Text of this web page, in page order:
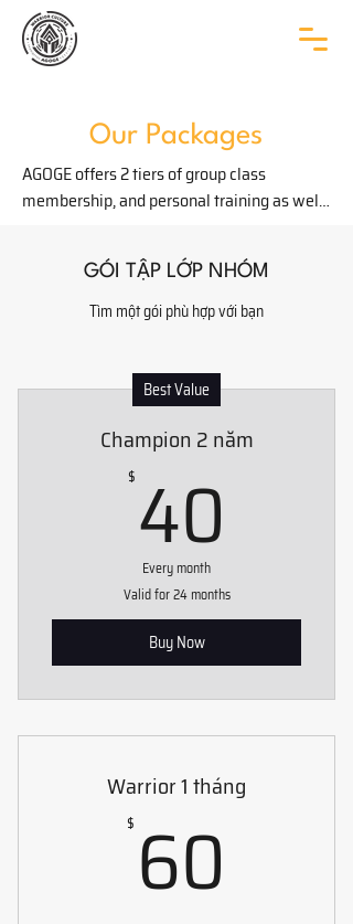
Our Packages
AGOGE offers 2 tiers of group class
membership, and personal training as well.
designed with the goal of creating
maximum simplicity and convenience for
members:
✅ Flexible in all hours
✅ Access to all available utilities
The only difference:
🔟 Warrior will have a limit of 10 training
♾️ Champion has no training session limit
GÓI TẬP LỚP NHÓM
Tìm một gói phù hợp với bạn
Best Value
Champion 2 năm
$ 40
Every month
Valid for 24 months
Buy Now
Warrior 1 tháng
$ 60